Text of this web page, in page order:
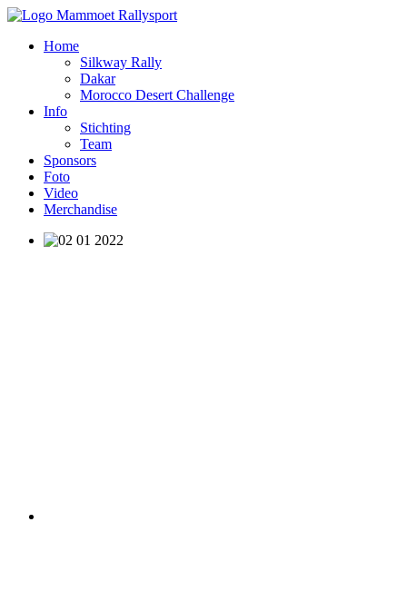
Home
Silkway Rally
Dakar
Morocco Desert Challenge
Info
Stichting
Team
Sponsors
Foto
Video
Merchandise